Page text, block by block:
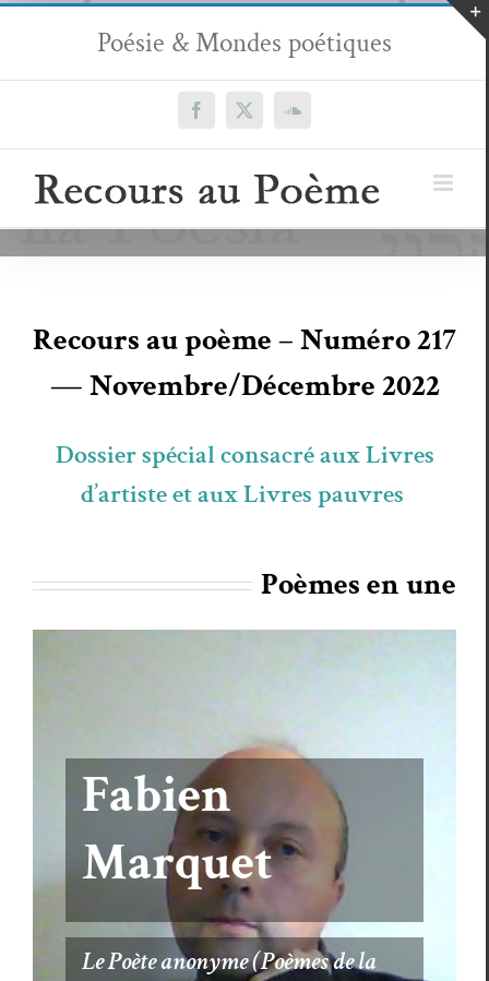
Passer
contenu
Poésie & Mondes poétiques
Facebook
X SoundCloud
Recours au poème – Numéro 217
— Novembre/Décembre 2022
Dossier spécial consacré aux Livres
d’artiste et aux Livres pauvres
Poèmes en une
Fabien
Marquet
Le Poète anonyme (Poèmes de la